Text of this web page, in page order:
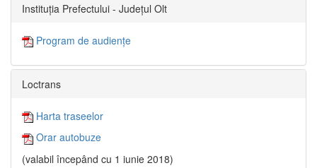
Instituția Prefectului - Județul Olt
Program de audiențe
Loctrans
Harta traseelor
Orar autobuze
(valabil începând cu 1 iunie 2018)